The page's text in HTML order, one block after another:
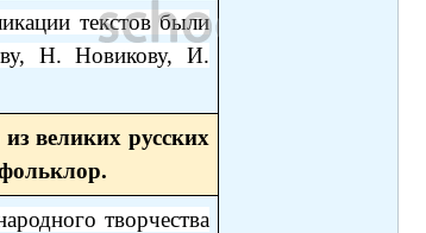
текстов были
Н. Новикову, И.
великих русских
творчества